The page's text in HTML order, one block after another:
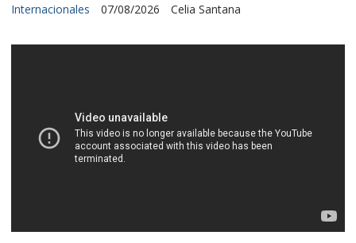
Celia Santana
Internacionales 07/08/2026